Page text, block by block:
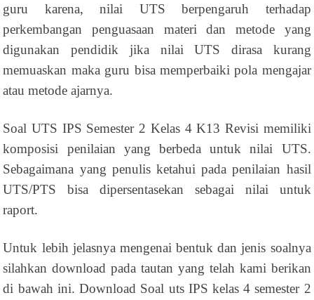
guru karena, nilai UTS berpengaruh terhadap
perkembangan penguasaan materi dan metode yang
digunakan pendidik jika nilai UTS dirasa kurang
memuaskan maka guru bisa memperbaiki pola mengajar
atau metode ajarnya.
Soal UTS IPS Semester 2 Kelas 4 K13 Revisi memiliki
komposisi penilaian yang berbeda untuk nilai UTS.
Sebagaimana yang penulis ketahui pada penilaian hasil
UTS/PTS bisa dipersentasekan sebagai nilai untuk
raport.
Untuk lebih jelasnya mengenai bentuk dan jenis soalnya
silahkan download pada tautan yang telah kami berikan
di bawah ini. Download Soal uts IPS kelas 4 semester 2